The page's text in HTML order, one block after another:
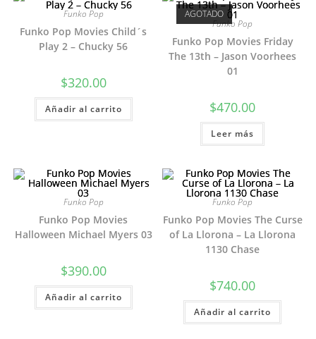
Funko Pop
Funko Pop Movies Child´s
Play 2 – Chucky 56
$320.00
Añadir al carrito
AGOTADO
Funko Pop
Funko Pop Movies Friday
The 13th – Jason Voorhees
01
$470.00
Leer más
Funko Pop
Funko Pop Movies
Halloween Michael Myers 03
$390.00
Añadir al carrito
Funko Pop
Funko Pop Movies The Curse
of La Llorona – La Llorona
1130 Chase
$740.00
Añadir al carrito